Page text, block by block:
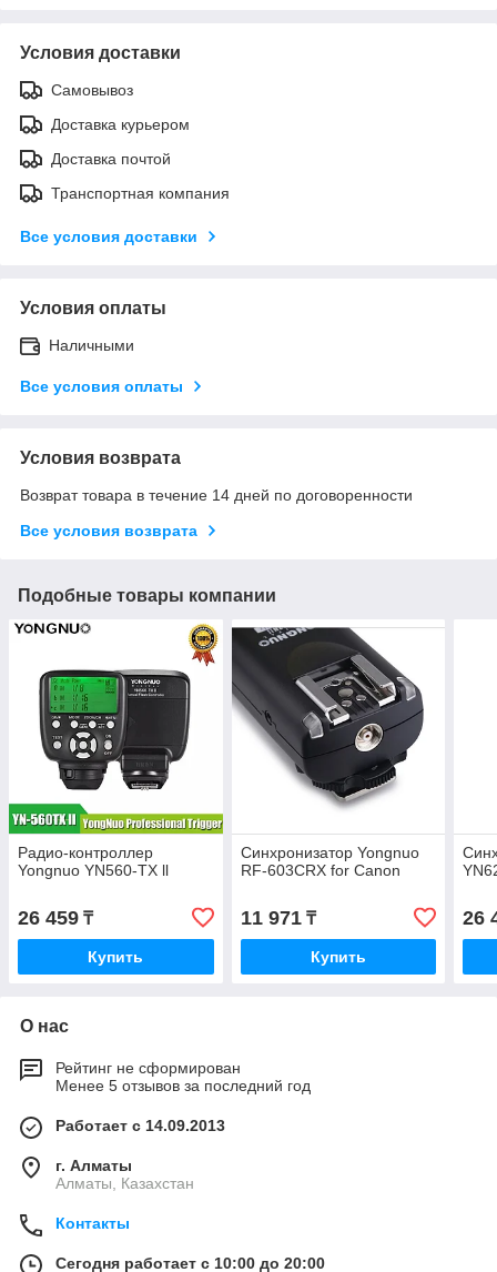
Условия доставки
Самовывоз
Доставка курьером
Доставка почтой
Транспортная компания
Все условия доставки
Условия оплаты
Наличными
Все условия оплаты
Условия возврата
Возврат товара в течение 14 дней по договоренности
Все условия возврата
Подобные товары компании
Радио-контроллер
Yongnuo YN560-TX ll
26 459 ₸
Купить
Синхронизатор Yongnuo
RF-603CRX for Canon
11 971₸
Купить
26
О нас
Рейтинг не сформирован
Менее 5 отзывов за последний год
Работает с 14.09.2013
г. Алматы
Алматы, Казахстан
Контакты
Сегодня работает с 10:00 до 20:00